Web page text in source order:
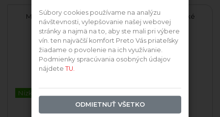
Milia 2023 polosladké
Frtus Winery
Nízkohistamín
Milia 2024 polosladké
PD Mojmírovce
Súbory cookies používame na analýzu
návštevnosti, vylepšovanie našej webovej
stránky a najmä na to, aby ste mali pri výbere
vín. ten najväčší komfort Preto Vás priateľsky
žiadame o povolenie na ich využívanie.
Podmienky spracúvania osobných údajov
nájdeteTU.
ODMIETNUŤ VŠETKO